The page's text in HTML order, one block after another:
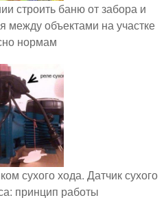
строить баню от забора и
между объектами на участке
нормам
сухого хода. Датчик сухого
принцип работы